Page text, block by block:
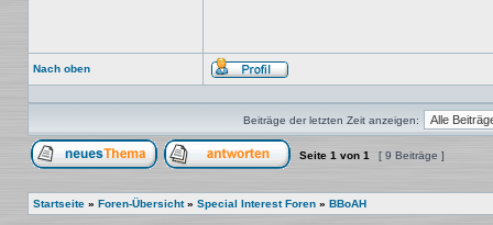
Nach oben
Profil
Beiträge der letzten Zeit anzeigen:
Seite 1 von 1 [ 9 Beiträge ]
Startseite » Foren-Übersicht» Special Interest Foren » BBoAH